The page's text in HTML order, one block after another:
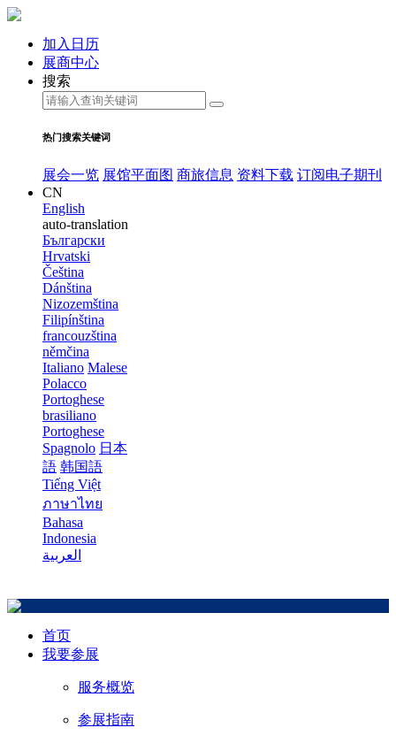
加入日历
展商中心
搜索
热门搜索关键词
展会一览 展馆平面图 商旅信息 资料下载 订阅电子期刊
CN
English
auto-translation
Български
Hrvatski
Čeština
Dánština
Nizozemština
Filipínština
francouzština
němčina
Italiano Malese
Polacco
Portoghese
brasiliano
Portoghese
Spagnolo 日本
語 韩国語
Tiếng Việt
ภาษาไทย
Bahasa
Indonesia
العربية
首页
我要参展
服务概览
参展指南